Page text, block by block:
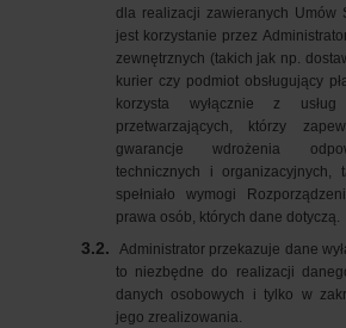
dla realizacji zawieranych Umów
jest korzystanie przez
zewnętrznych (takich jak np.
kurier czy podmiot obsługujący
korzysta wyłącznie z
przetwarzających, którzy
gwarancje wdrożenia
technicznych i organizacyjnych,
spełniało wymogi
prawa osób, których dane dotyczą.
3.2.
Administrator przekazuje dane
to niezbędne do realizacji
danych osobowych i tylko w
jego zrealizowania.